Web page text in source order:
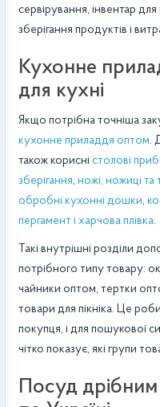
сервірування, інвентар
зберігання продуктів і
Кухонне
для кухні
Якщо потрібна точніша
кухонне приладдя оптом.
також корисні столові
зберігання, ножі, ножиці та
обробні кухонні дошки,
пергамент і харчова плівка.
Такі внутрішні розділи
потрібного типу товару:
чайники оптом, тертки
товари для пікніка. Це
покупця, і для пошукової
чітко показує, які групи
Посуд